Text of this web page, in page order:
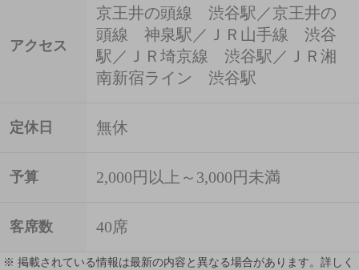
アクセス
京王井の頭線 渋谷駅／京王井の
頭線 神泉駅／ＪＲ山手線 渋谷
駅／ＪＲ埼京線 渋谷駅／ＪＲ湘
南新宿ライン 渋谷駅
定休日 無休
予算 2,000円以上～3,000円未満
客席数 40席
※ 掲載されている情報は最新の内容と異なる場合があります。詳しく